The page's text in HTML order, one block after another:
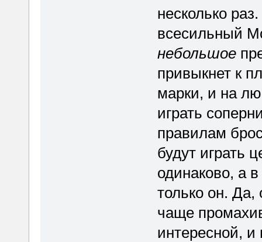
несколько
всесильный
небольшое
привыкнет к
марки, и на
играть
правилам
будут играть
одинаково, а
только он.
чаще
интересной, и